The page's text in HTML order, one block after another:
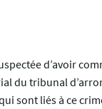
d’avoir
du tribunal
sont liés à ce